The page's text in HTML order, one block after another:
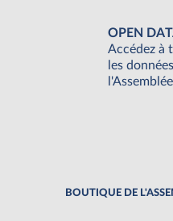
OPEN
Accédez à
les
BOUTIQUE DE